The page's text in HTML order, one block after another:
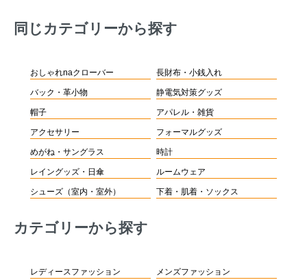
同じカテゴリーから探す
おしゃれnaクローバー 長財布・小銭入れ
バック・革小物 静電気対策グッズ
帽子 アパレル・雑貨
アクセサリー フォーマルグッズ
めがね・サングラス 時計
レイングッズ・日傘 ルームウェア
シューズ（室内・室外） 下着・肌着・ソックス
カテゴリーから探す
レディースファッション メンズファッション